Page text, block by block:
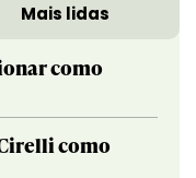
Mais lidas
como
como